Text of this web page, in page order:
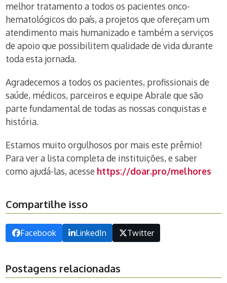
melhor tratamento a todos os pacientes onco-
hematológicos do país, a projetos que ofereçam um
atendimento mais humanizado e também a serviços
de apoio que possibilitem qualidade de vida durante
toda esta jornada.
Agradecemos a todos os pacientes, profissionais de
saúde, médicos, parceiros e equipe Abrale que são
parte fundamental de todas as nossas conquistas e
história.
Estamos muito orgulhosos por mais este prêmio!
Para ver a lista completa de instituições, e saber
como ajudá-las, acesse https://doar.pro/melhores
Compartilhe isso
Facebook LinkedIn Twitter
Postagens relacionadas